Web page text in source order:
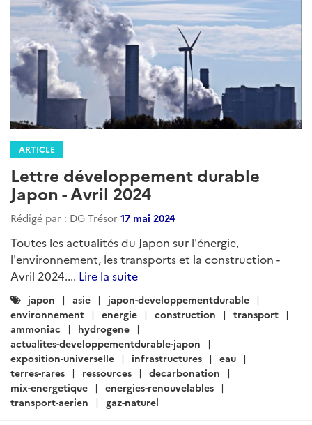
ARTICLE
Lettre développement durable
Japon - Avril 2024
Rédigé par : DG Trésor 17 mai 2024
Toutes les actualités du Japon sur l'énergie,
l'environnement, les transports et la construction -
Avril 2024.... Lire la suite
Catégories
:
japon asie
japon-developpementdurable
environnement
energie construction
transport
ammoniac
hydrogene
actualites-developpementdurable-japon
exposition-universelle
infrastructures
eau
terres-rares
ressources
decarbonation
mix-energetique
energies-renouvelables
transport-aerien
gaz-naturel